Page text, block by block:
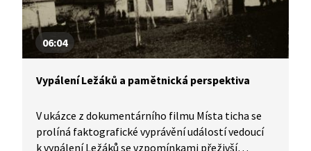
06:04
Vypálení Ležáků a pamětnická perspektiva
V ukázce z dokumentárního filmu Místa ticha se
prolíná faktografické vyprávění událostí vedoucí
k vypálení Ležáků se vzpomínkami přeživší